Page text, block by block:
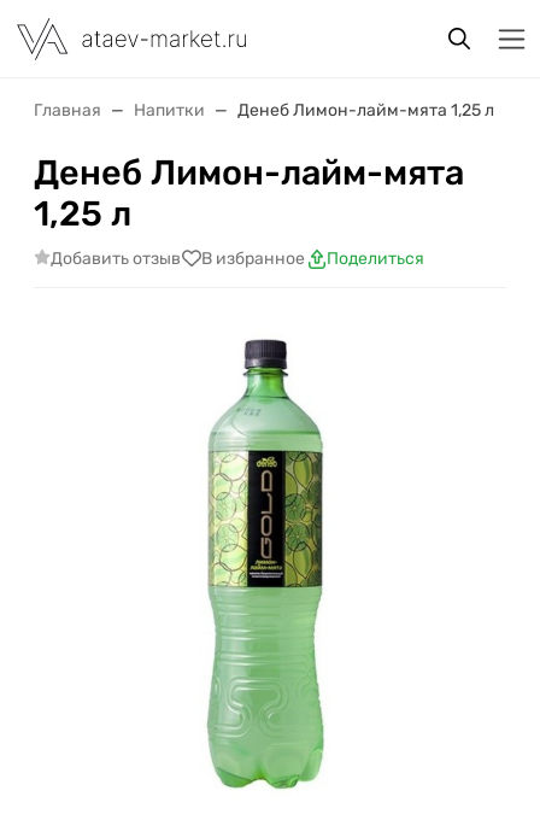
Главная Напитки Денеб Лимон-лайм-мята 1,25 л
Денеб Лимон-лайм-мята
1,25 л
Добавить отзыв В избранное Поделиться